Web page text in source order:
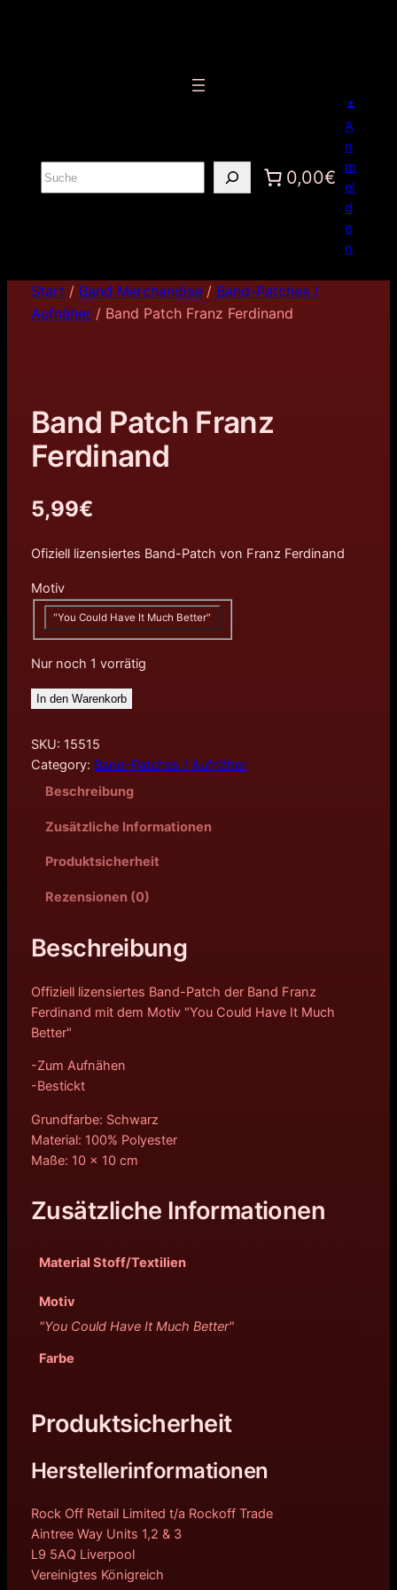
S
u
0,00€
A
n
m
el
d
e
n
Start / Band Merchandise/ Band-Patches /
Aufnäher/ Band Patch Franz Ferdinand
Band Patch Franz
Ferdinand
5,99€
Ofiziell lizensiertes Band-Patch von Franz Ferdinand
Motiv
"You Could Have It Much Better"
Nur noch 1 vorrätig
In den Warenkorb
SKU: 15515
Category: Band-Patches / Aufnäher
Beschreibung
Zusätzliche Informationen
Produktsicherheit
Rezensionen (0)
Beschreibung
Offiziell lizensiertes Band-Patch der Band Franz
Ferdinand mit dem Motiv "You Could Have It Much
Better"
-Zum Aufnähen
-Bestickt
Grundfarbe: Schwarz
Material: 100% Polyester
Maße: 10 x 10 cm
Zusätzliche Informationen
Material Stoff/Textilien
Motiv
"You Could Have It Much Better"
Farbe
Produktsicherheit
Herstellerinformationen
Rock Off Retail Limited t/a Rockoff Trade
Aintree Way Units 1,2 & 3
L9 5AQ Liverpool
Vereinigtes Königreich